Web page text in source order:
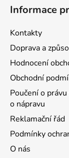
Informace
Kontakty
Doprava a
Hodnocení
Obchodní
Poučení o
o nápravu
Reklamační řád
Podmínky
O nás